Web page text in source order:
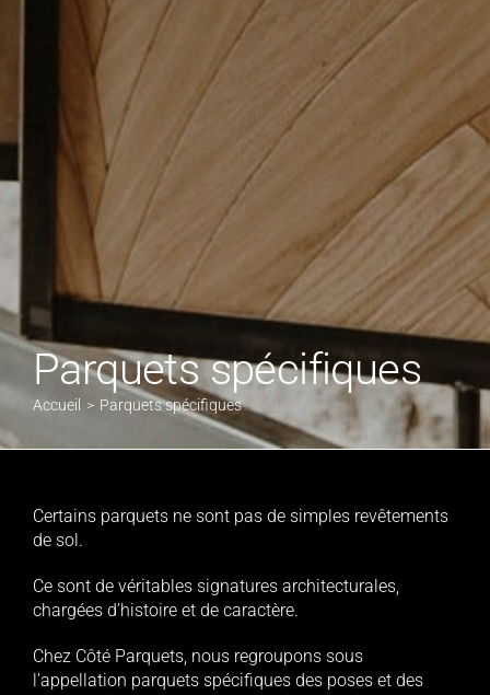
Parquets spécifiques
Accueil Parquets spécifiques
Certains parquets ne sont pas de simples revêtements
de sol.
Ce sont de véritables signatures architecturales,
chargées d’histoire et de caractère.
Chez Côté Parquets, nous regroupons sous
l’appellation parquets spécifiques des poses et des